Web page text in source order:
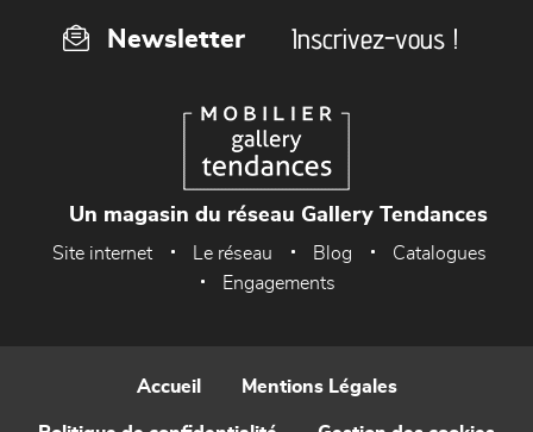
Newsletter Inscrivez-vous !
Un magasin du réseau Gallery Tendances
Site internet Le réseau Blog
Catalogues
Engagements
Accueil Mentions Légales